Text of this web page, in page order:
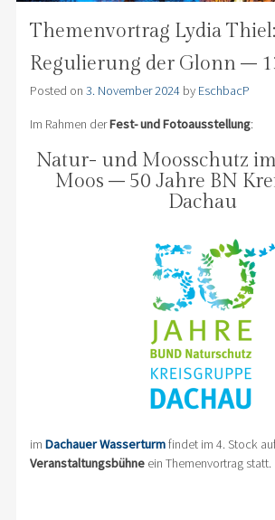
Themenvortrag Lydia
Regulierung der Glonn –
Posted on 3. November 2024by EschbacP
Im Rahmen derFest- und Fotoausstellung:
Natur- und Moosschutz
Moos – 50 Jahre BN
Dachau
im Dachauer Wasserturmfindet im 4. Stock
Veranstaltungsbühneein Themenvortrag statt.